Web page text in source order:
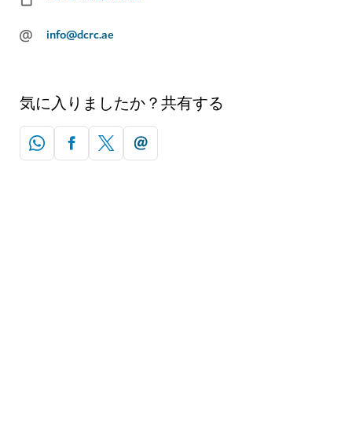
@ info@dcrc.ae
気に入りましたか？共有する